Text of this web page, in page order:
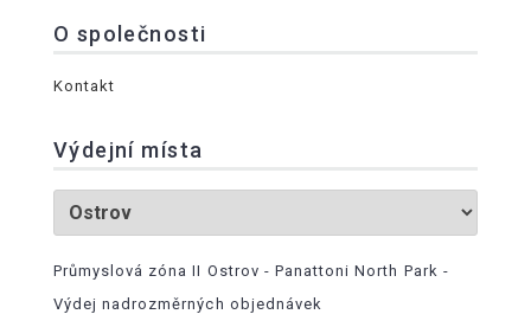
O společnosti
Kontakt
Výdejní místa
Průmyslová zóna II Ostrov - Panattoni North Park -
Výdej nadrozměrných objednávek